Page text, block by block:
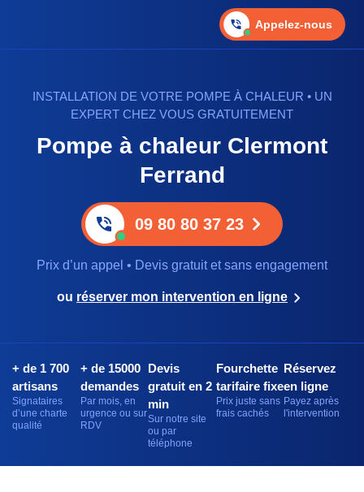
Appelez-nous
INSTALLATION DE VOTRE POMPE À CHALEUR • UN
EXPERT CHEZ VOUS GRATUITEMENT
Pompe à chaleur Clermont
Ferrand
09 80 80 37 23
Prix d’un appel • Devis gratuit et sans engagement
ou réserver mon intervention en ligne
+ de 1 700
artisans
Signataires
d’une charte
qualité
+ de 15000
demandes
Par mois, en
urgence ou sur
RDV
Devis
gratuit en 2
min
Sur notre site
ou par
téléphone
Fourchette
tarifaire fixe
Prix juste sans
frais cachés
Réservez
en ligne
Payez après
l'intervention